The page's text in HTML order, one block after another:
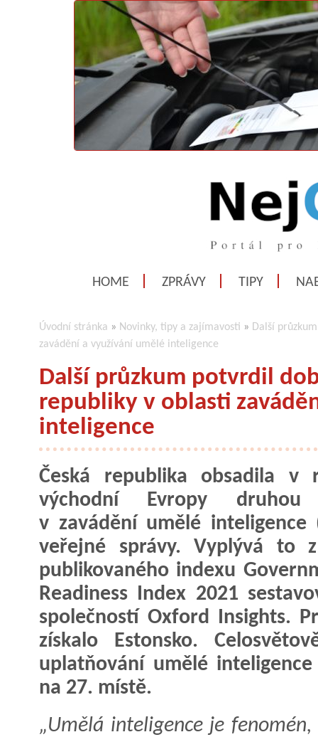
HOME ZPRÁVY TIPY
Úvodní stránka » Novinky, tipy a zajímavosti » Další
zavádění a využívání umělé inteligence
Další průzkum potvrdil
republiky v oblasti
inteligence
Česká republika obsadila v
východní Evropy druhou
v zavádění umělé inteligence
veřejné správy. Vyplývá to
publikovaného indexu
Readiness Index 2021
společností Oxford Insights.
získalo Estonsko.
uplatňování umělé
na 27. místě.
„Umělá inteligence je